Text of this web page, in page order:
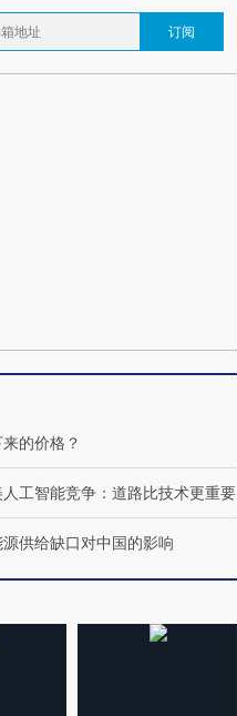
订阅
的价格？
工智能竞争：道路比技术更重要
供给缺口对中国的影响